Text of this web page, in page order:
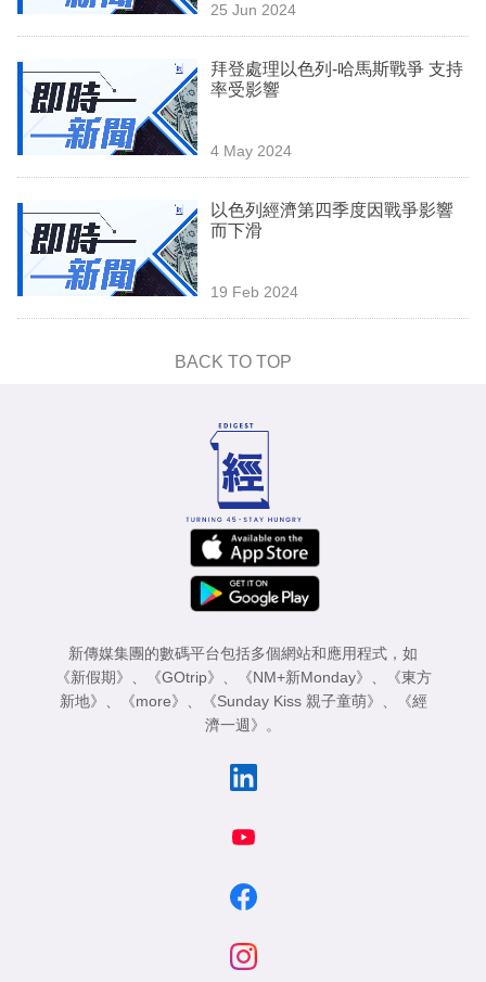
25 Jun 2024
拜登處理以色列-哈馬斯戰爭 支持
率受影響
4 May 2024
以色列經濟第四季度因戰爭影響
而下滑
19 Feb 2024
BACK TO TOP
新傳媒集團的數碼平台包括多個網站和應用程式，如
《新假期》
《GOtrip》 《NM+新Monday》
《東方
新地》
《more》 《Sunday Kiss 親子童萌》
《經
濟一週》
。